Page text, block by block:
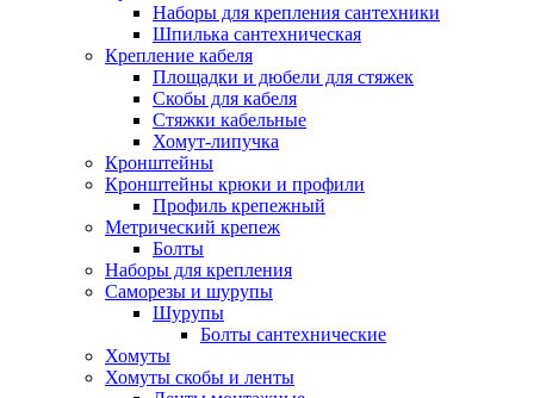
Наборы для крепления сантехники
Шпилька сантехническая
Крепление кабеля
Площадки и дюбели для стяжек
Скобы для кабеля
Стяжки кабельные
Хомут-липучка
Кронштейны
Кронштейны крюки и профили
Профиль крепежный
Метрический крепеж
Болты
Наборы для крепления
Саморезы и шурупы
Шурупы
Болты сантехнические
Хомуты
Хомуты скобы и ленты